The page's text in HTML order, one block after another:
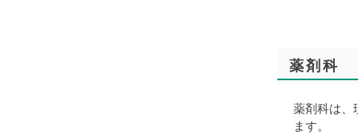
薬剤科
薬剤科は、
ます。